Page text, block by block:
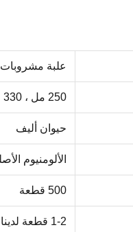
علبة
250 مل ، 330 مل ، 350 مل ، 400 مل ، 450 مل ، 500 مل ، 650 مل
حيوان أليف
الألومنيوم
500 قطعة
1-2 قطعة لدينا عينات مجانية متاحة ، عينة مخصصة تحتاج التكلفة